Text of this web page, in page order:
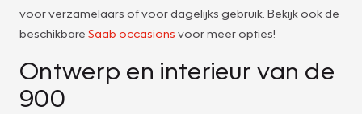
voor verzamelaars of voor dagelijks gebruik. Bekijk ook de
beschikbare Saab occasions voor meer opties!
Ontwerp en interieur van de
900